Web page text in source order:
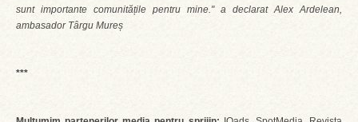
sunt importante comunitățile pentru mine." a declarat Alex Ardelean,
ambasador Târgu Mureș
***